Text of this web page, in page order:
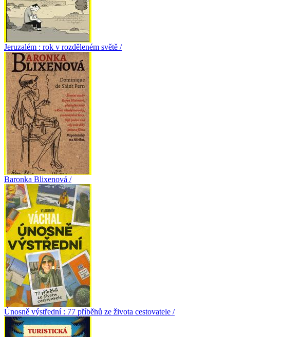
Jeruzalém : rok v rozděleném světě /
Baronka Blixenová /
Únosně výstřední : 77 příběhů ze života cestovatele /